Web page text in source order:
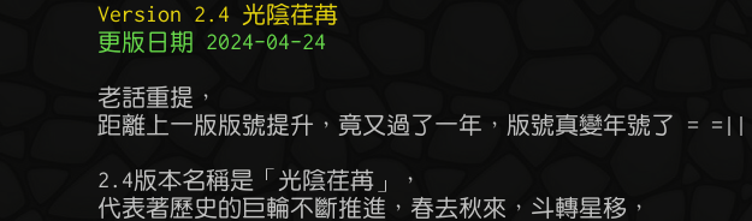
Version 2.4 光陰荏苒
更版日期 2024-04-24
        老話重提，
距離上一版版號提升，竟又過了一年，版號真變年號了 =
        2.4版本名稱是「光陰荏苒」，
        代表著歷史的巨輪不斷推進，春去秋來，斗轉星移，